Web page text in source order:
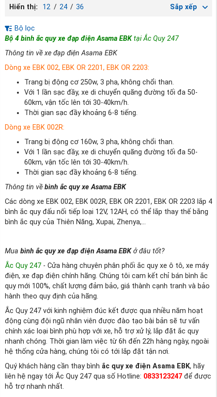
Hiển thị: 12 / 24 / 36 Sắp xếp
Bộ lọc
Bộ 4 bình ắc quy xe đạp điện Asama EBKtại Ắc Quy 247
Thông tin về xe đạp điện Asama EBK
Dòng xe EBK 002, EBK OR 2201, EBK OR 2203:
Trang bị động cơ 250w, 3 pha, không chổi than.
Với 1 lần sạc đầy, xe di chuyển quãng đường tối đa 50-
60km, vận tốc lên tới 30-40km/h.
Thời gian sạc đầy khoảng 6-8 tiếng.
Dòng xe EBK 002R:
Trang bị động cơ 160w, 3 pha, không chổi than.
Với 1 lần sạc đầy, xe di chuyển quãng đường tối đa 50-
60km, vận tốc lên tới 30-40km/h.
Thời gian sạc đầy khoảng 6-8 tiếng.
Thông tin về bình ắc quy xe Asama EBK
Các dòng xe EBK 002, EBK 002R, EBK OR 2201, EBK OR 2203 lắp 4
bình ắc quy đấu nối tiếp loại 12V, 12AH, có thể lắp thay thế bằng
bình ắc quy của Thiên Năng, Xupai, Zhenya,...
Mua bình ắc quy xe đạp điện Asama EBKở đâu tốt?
Ắc Quy 247 - Cửa hàng chuyên phân phối ắc quy xe ô tô, xe máy
điện, xe đạp điện chính hãng. Chúng tôi cam kết chỉ bán bình ắc
quy mới 100%, chất lượng đảm bảo, giá thành cạnh tranh và bảo
hành theo quy định của hãng.
Ắc Quy 247 với kinh nghiệm đúc kết được qua nhiều năm hoạt
động cùng đội ngũ nhân viên được đào tạo bài bản sẽ tư vấn
chính xác loại bình phù hợp với xe, hỗ trợ xử lý, lắp đặt ắc quy
nhanh chóng. Thời gian làm việc từ 6h đến 22h hàng ngày, ngoài
hệ thống cửa hàng, chúng tôi có tới lắp đặt tận nơi.
Quý khách hàng cần thay bình ắc quy xe điện Asama EBK, hãy
liên hệ ngay tới Ắc Quy 247 qua số Hotline: 0833123247 để được
hỗ trợ nhanh nhất.